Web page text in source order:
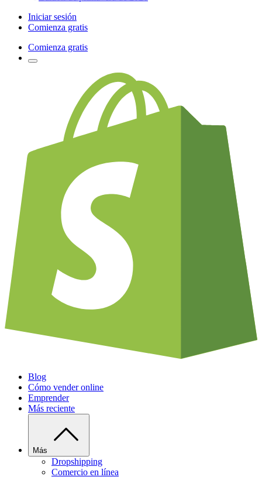
Iniciar sesión
Comienza gratis
Comienza gratis
Blog
Cómo vender online
Emprender
Más reciente
Más
Dropshipping
Comercio en línea